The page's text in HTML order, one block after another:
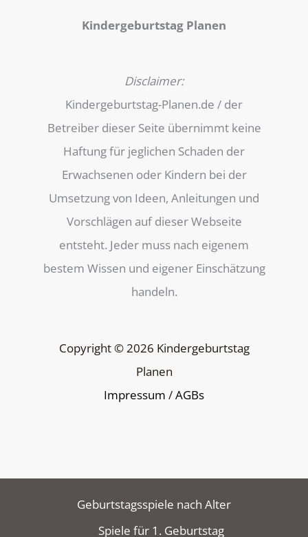
Kindergeburtstag Planen
Disclaimer:
Kindergeburtstag-Planen.de / der
Betreiber dieser Seite übernimmt keine
Haftung für jeglichen Schaden der
Erwachsenen oder Kindern bei der
Umsetzung von Ideen, Anleitungen und
Vorschlägen auf dieser Webseite
entsteht. Jeder muss nach eigenem
bestem Wissen und eigener Einschätzung
handeln.
Copyright © 2026 Kindergeburtstag
Planen
Impressum /AGBs
Geburtstagsspiele nach Alter
Spiele für 1. Geburtstag